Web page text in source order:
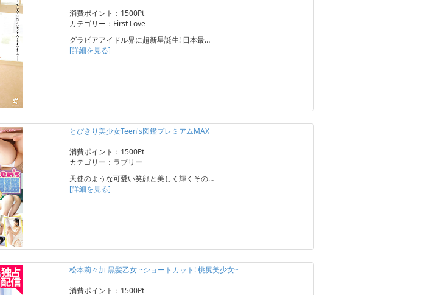
消費ポイント：1500Pt
カテゴリー：First Love
グラビアアイドル界に超新星誕生! 日本最…
[詳細を見る]
とびきり美少女Teen's図鑑プレミアムMAX
消費ポイント：1500Pt
カテゴリー：ラブリー
天使のような可愛い笑顔と美しく輝くその…
[詳細を見る]
松本莉々加 黒髪乙女 ~ショートカット! 桃尻美少女~
消費ポイント：1500Pt